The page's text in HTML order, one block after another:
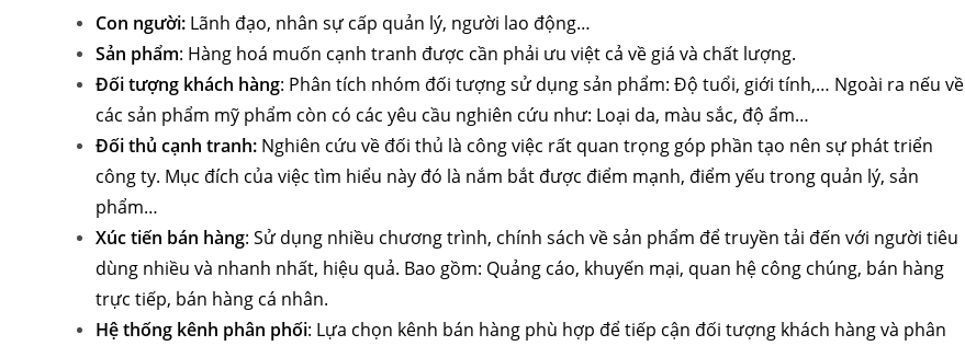
Con người: Lãnh đạo, nhân sự cấp quản lý, người lao động…
Sản phẩm: Hàng hoá muốn cạnh tranh được cần phải ưu việt cả về giá và chất lượng.
Đối tượng khách hàng: Phân tích nhóm đối tượng sử dụng sản phẩm: Độ tuổi, giới tính,… Ngoài ra nếu về
các sản phẩm mỹ phẩm còn có các yêu cầu nghiên cứu như: Loại da, màu sắc, độ ẩm…
Đối thủ cạnh tranh: Nghiên cứu về đối thủ là công việc rất quan trọng góp phần tạo nên sự phát triển
công ty. Mục đích của việc tìm hiểu này đó là nắm bắt được điểm mạnh, điểm yếu trong quản lý, sản
phẩm…
Xúc tiến bán hàng: Sử dụng nhiều chương trình, chính sách về sản phẩm để truyền tải đến với người tiêu
dùng nhiều và nhanh nhất, hiệu quả. Bao gồm: Quảng cáo, khuyến mại, quan hệ công chúng, bán hàng
trực tiếp, bán hàng cá nhân.
Hệ thống kênh phân phối: Lựa chọn kênh bán hàng phù hợp để tiếp cận đối tượng khách hàng và phân